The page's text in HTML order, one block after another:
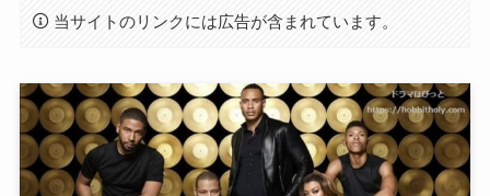
当サイトのリンクには広告が含まれています。